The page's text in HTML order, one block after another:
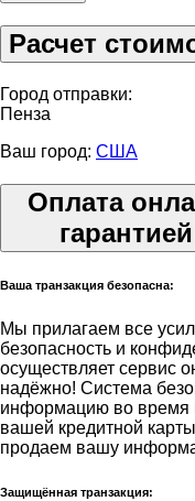
Расчет
Город отправки:
Пенза
Ваш город: США
Оплата
Ваша транзакция безопасна:
Мы прилагаем все
безопасность и
осуществляет сервис
надёжно! Система
информацию во время
вашей кредитной
продаем вашу
Защищённая транзакция: